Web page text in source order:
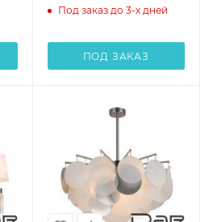
Под заказ до 3-х дней
ПОД ЗАКАЗ